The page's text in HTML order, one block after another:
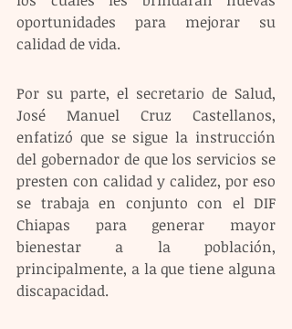
oportunidades para mejorar su
calidad de vida.
Por su parte, el secretario de Salud,
José Manuel Cruz Castellanos,
enfatizó que se sigue la instrucción
del gobernador de que los servicios se
presten con calidad y calidez, por eso
se trabaja en conjunto con el DIF
Chiapas para generar mayor
bienestar a la población,
principalmente, a la que tiene alguna
discapacidad.